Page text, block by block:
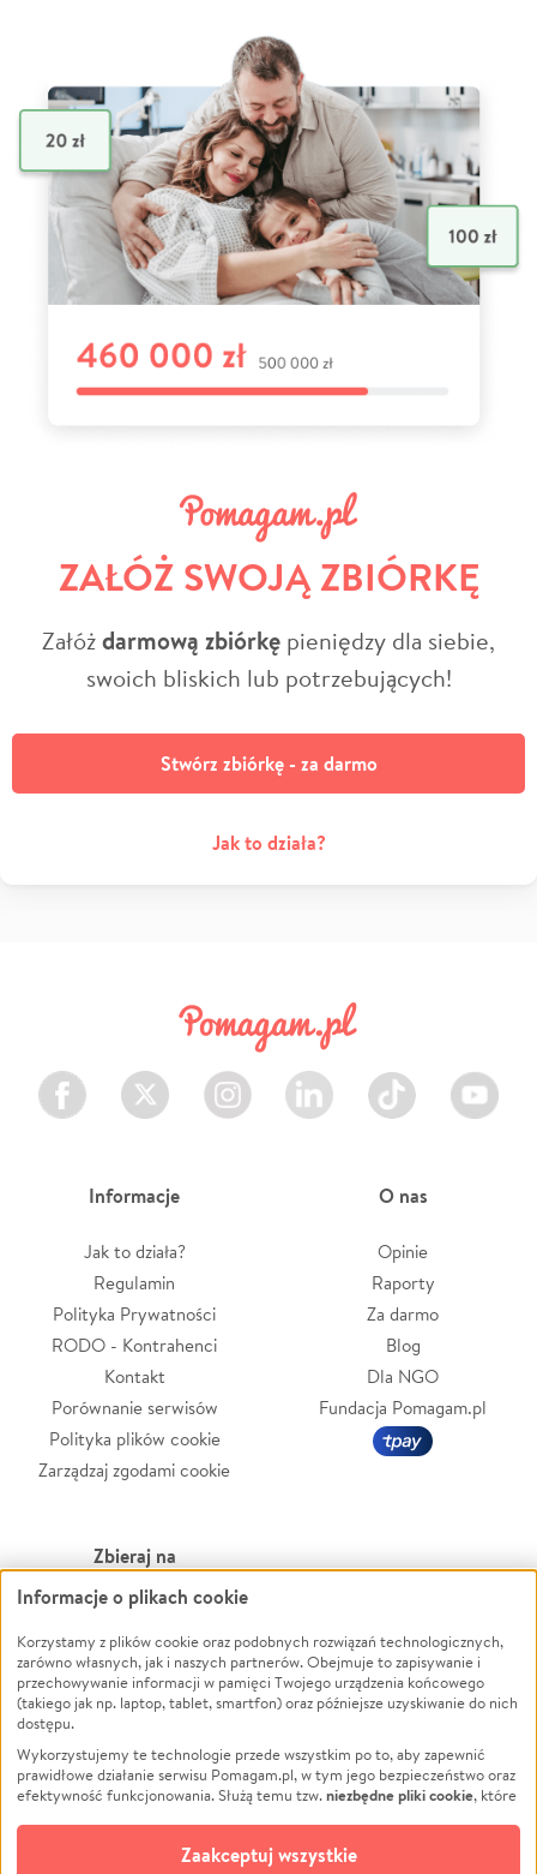
ZAŁÓŻ SWOJĄ ZBIÓRKĘ
Załóżdarmową zbiórkę pieniędzy dla siebie,
swoich bliskich lub potrzebujących!
Stwórz zbiórkę - za darmo
Jak to działa?
Facebook Twitter Instagram LinkedIn TikTok Youtube
Informacje
Jak to działa?
Regulamin
Polityka Prywatności
RODO - Kontrahenci
Kontakt
Porównanie serwisów
Polityka plików cookie
Zarządzaj zgodami cookie
O nas
Opinie
Raporty
Za darmo
Blog
Dla NGO
Fundacja Pomagam.pl
Zbieraj na
Leczenie
Zwierzęta
Pożar
Ukraina
Pomoc Finansowa
Projekty
Pogrzeb
Społeczność lokalna
Powódź
Wichura
NGO
Edukacja
Podróż
Impreza
Ochrona środowiska
Informacje o plikach cookie
Korzystamy z plików cookie oraz podobnych rozwiązań technologicznych,
zarówno własnych, jak i naszych partnerów. Obejmuje to zapisywanie i
przechowywanie informacji w pamięci Twojego urządzenia końcowego
(takiego jak np. laptop, tablet, smartfon) oraz późniejsze uzyskiwanie do nich
dostępu.
Wykorzystujemy te technologie przede wszystkim po to, aby zapewnić
prawidłowe działanie serwisu Pomagam.pl, w tym jego bezpieczeństwo oraz
efektywność funkcjonowania. Służą temu tzw.niezbędne pliki cookie, które
opcjonalnych plików cookie
technologii do celów analitycznych i retargetingowych. Możesz wyrazić
Zaakceptuj wszystkie